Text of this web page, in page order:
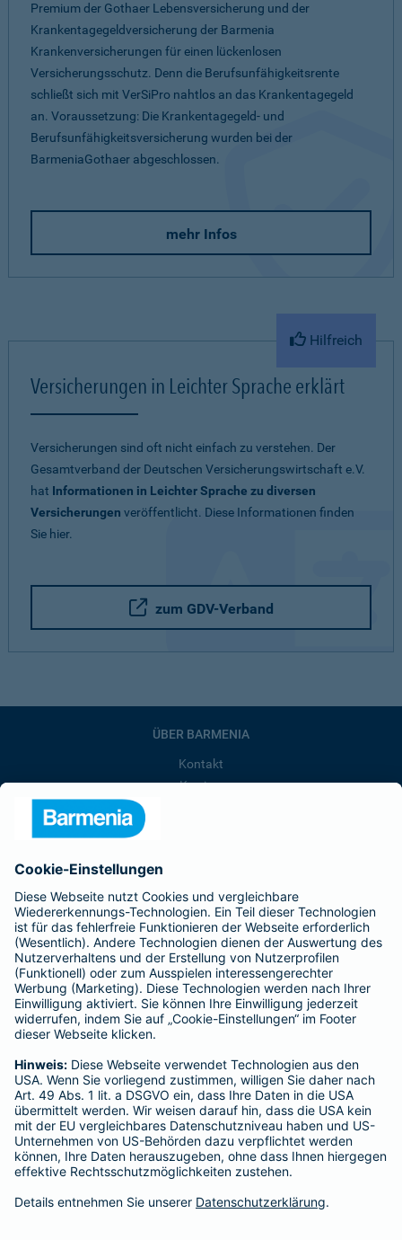
Premium der Gothaer Lebensversicherung und der
Krankentagegeldversicherung der Barmenia
Krankenversicherungen für einen lückenlosen
Versicherungsschutz. Denn die Berufsunfähigkeitsrente
schließt sich mit VerSiPro nahtlos an das Krankentagegeld
an. Voraussetzung: Die Krankentagegeld- und
Berufsunfähigkeitsversicherung wurden bei der
BarmeniaGothaer abgeschlossen.
mehr Infos
Hilfreich
Versicherungen in Leichter Sprache erklärt
Versicherungen sind oft nicht einfach zu verstehen. Der
Gesamtverband der Deutschen Versicherungswirtschaft e.V.
hat Informationen in Leichter Sprache zu diversen
Versicherungen veröffentlicht. Diese Informationen finden
Sie hier.
zum GDV-Verband
ÜBER BARMENIA
Kontakt
Karriere
Affiliate-Partner werden
Barmenia ist Teil der BarmeniaGothaer
BELIEBTE SEITEN
Kranken-Zusatzversicherung
Tierversicherungen
Haftpflichtversicherung
Hausratversicherung
SERVICE
Adresse ändern
Schaden melden
Kilometerstandsmeldung
Serviceübersicht